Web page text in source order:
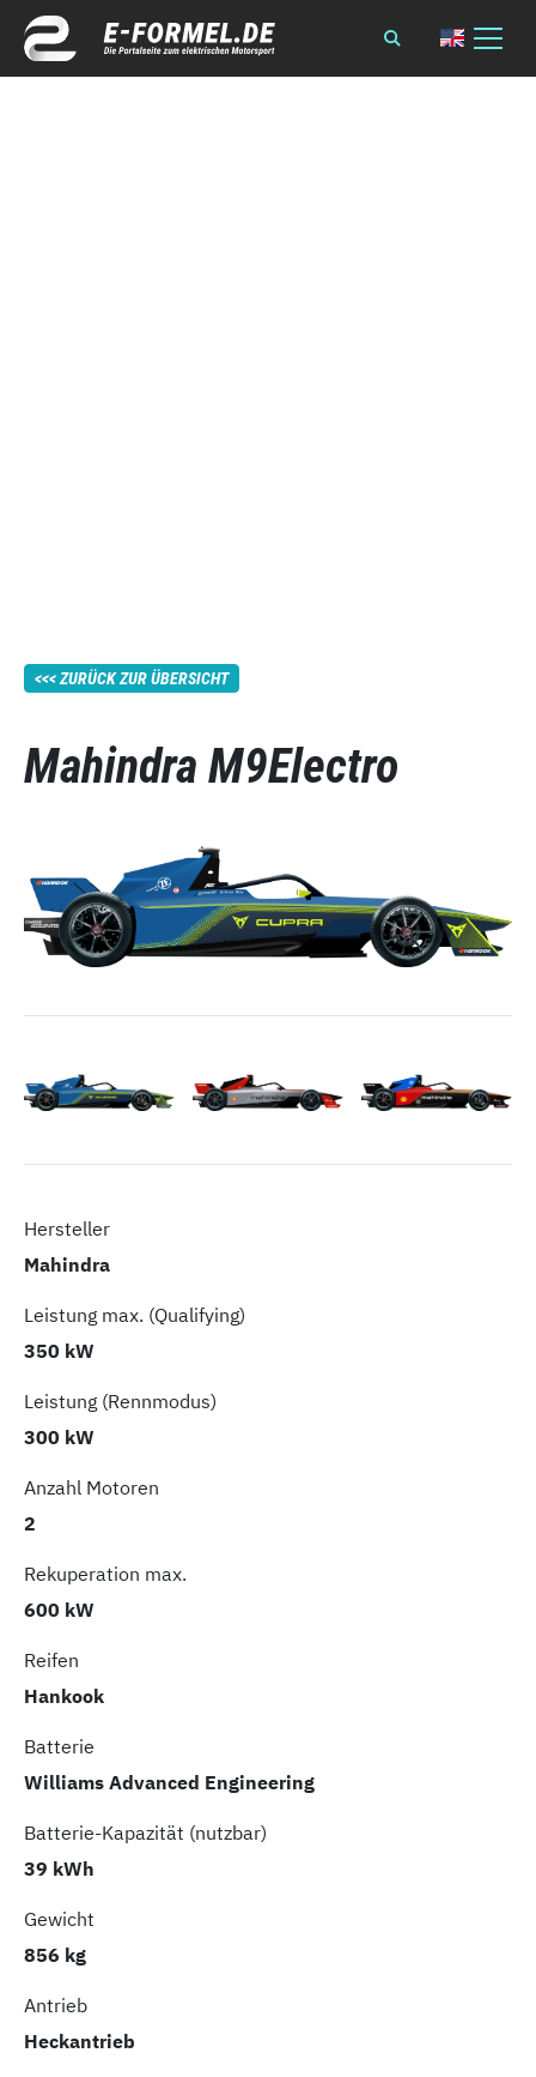
ZURÜCK ZUR ÜBERSICHT
Mahindra M9Electro
Hersteller
Mahindra
Leistung max. (Qualifying)
350 kW
Leistung (Rennmodus)
300 kW
Anzahl Motoren
2
Rekuperation max.
600 kW
Reifen
Hankook
Batterie
Williams Advanced Engineering
Batterie-Kapazität (nutzbar)
39 kWh
Gewicht
856 kg
Antrieb
Heckantrieb